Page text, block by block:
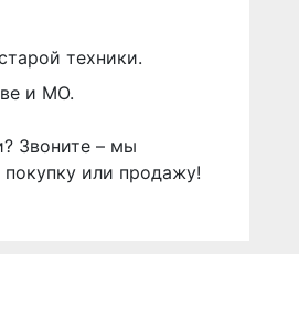
техники.
и МО.
Звоните – мы
или продажу!